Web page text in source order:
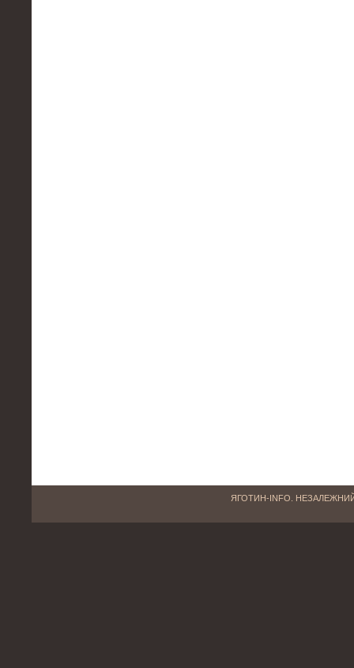
ЯГОТИН-INFO.